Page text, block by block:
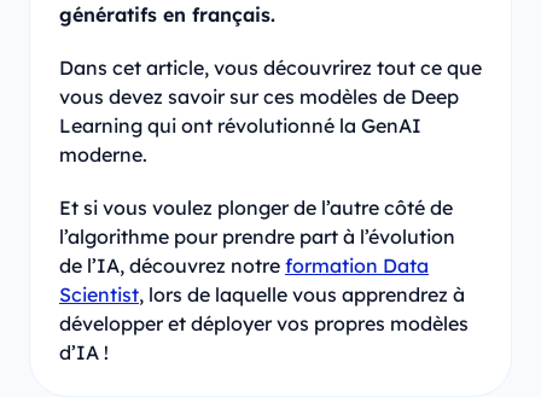
génératifs en français.
Dans cet article, vous découvrirez tout ce que
vous devez savoir sur ces modèles de Deep
Learning qui ont révolutionné la GenAI
moderne.
Et si vous voulez plonger de l’autre côté de
l’algorithme pour prendre part à l’évolution
de l’IA, découvrez notre formation Data
Scientist, lors de laquelle vous apprendrez à
développer et déployer vos propres modèles
d’IA !